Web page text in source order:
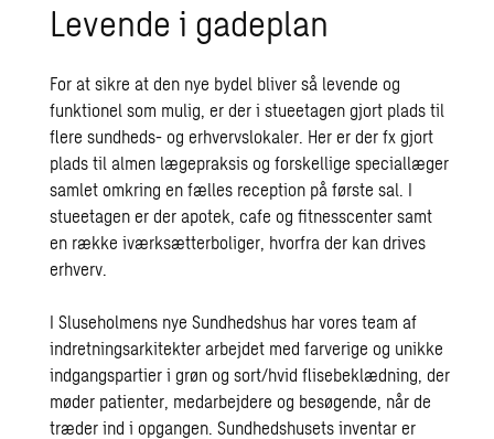
Levende i gadeplan
For at sikre at den nye bydel bliver så levende og
funktionel som mulig, er der i stueetagen gjort plads til
flere sundheds- og erhvervslokaler. Her er der fx gjort
plads til almen lægepraksis og forskellige speciallæger
samlet omkring en fælles reception på første sal. I
stueetagen er der apotek, cafe og fitnesscenter samt
en række iværksætterboliger, hvorfra der kan drives
erhverv.
I Sluseholmens nye Sundhedshus har vores team af
indretningsarkitekter arbejdet med farverige og unikke
indgangspartier i grøn og sort/hvid flisebeklædning, der
møder patienter, medarbejdere og besøgende, når de
træder ind i opgangen. Sundhedshusets inventar er